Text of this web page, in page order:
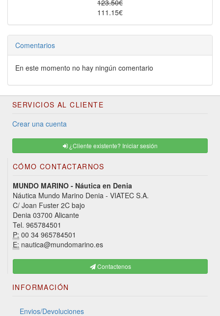
123.50€
111.15€
Comentarios
En este momento no hay ningún comentario
SERVICIOS AL CLIENTE
Crear una cuenta
¿Cliente existente? Iniciar sesión
CÓMO CONTACTARNOS
MUNDO MARINO - Náutica en Denia
Náutica Mundo Marino Denia - VIATEC S.A.
C/ Joan Fuster 2C bajo
Denia 03700 Alicante
Tel. 965784501
P: 00 34 965784501
E: nautica@mundomarino.es
Contactenos
INFORMACIÓN
Envios/Devoluciones